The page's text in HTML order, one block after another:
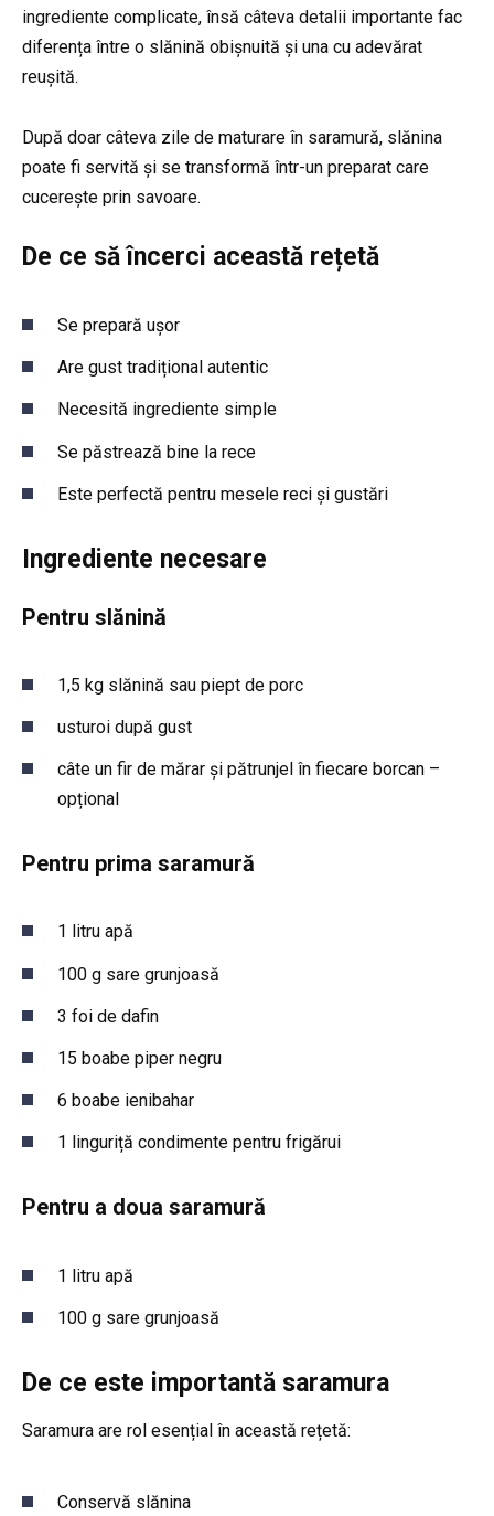
ingrediente complicate, însă câteva detalii importante fac
diferența între o slănină obișnuită și una cu adevărat
reușită.
După doar câteva zile de maturare în saramură, slănina
poate fi servită și se transformă într-un preparat care
cucerește prin savoare.
De ce să încerci această rețetă
Se prepară ușor
Are gust tradițional autentic
Necesită ingrediente simple
Se păstrează bine la rece
Este perfectă pentru mesele reci și gustări
Ingrediente necesare
Pentru slănină
1,5 kg slănină sau piept de porc
usturoi după gust
câte un fir de mărar și pătrunjel în fiecare borcan –
opțional
Pentru prima saramură
1 litru apă
100 g sare grunjoasă
3 foi de dafin
15 boabe piper negru
6 boabe ienibahar
1 linguriță condimente pentru frigărui
Pentru a doua saramură
1 litru apă
100 g sare grunjoasă
De ce este importantă saramura
Saramura are rol esențial în această rețetă:
Conservă slănina